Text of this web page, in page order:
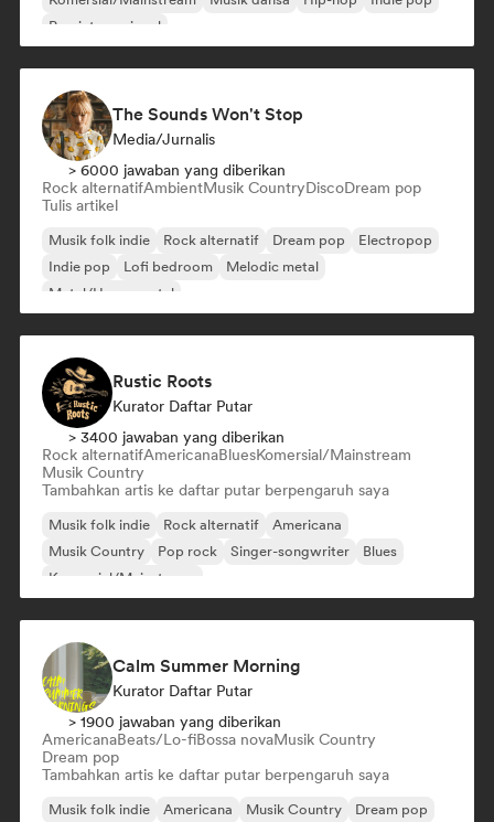
Pop internasional
The Sounds Won't Stop
Media/Jurnalis
> 6000 jawaban yang diberikan
Rock alternatifAmbientMusik CountryDiscoDream pop
Tulis artikel
Musik folk indie Rock alternatif Dream pop
Electropop
Indie pop
Lofi bedroom
Melodic metal
Metal/Heavy metal
Rustic Roots
Kurator Daftar Putar
> 3400 jawaban yang diberikan
Rock alternatifAmericanaBluesKomersial/Mainstream
Musik Country
Tambahkan artis ke daftar putar berpengaruh saya
Musik folk indie Rock alternatif
Americana
Musik Country
Pop rock Singer-songwriter
Blues
Komersial/Mainstream
Calm Summer Morning
Kurator Daftar Putar
> 1900 jawaban yang diberikan
AmericanaBeats/Lo-fiBossa novaMusik Country
Dream pop
Tambahkan artis ke daftar putar berpengaruh saya
Musik folk indie Americana Musik Country
Dream pop